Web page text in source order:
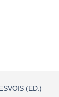
(ED.)